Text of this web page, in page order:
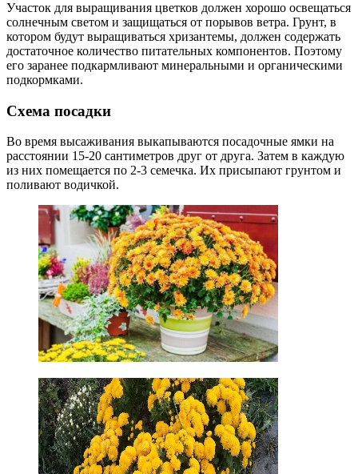
Участок для выращивания цветков должен хорошо освещаться
солнечным светом и защищаться от порывов ветра. Грунт, в
котором будут выращиваться хризантемы, должен содержать
достаточное количество питательных компонентов. Поэтому
его заранее подкармливают минеральными и органическими
подкормками.
Схема посадки
Во время высаживания выкапываются посадочные ямки на
расстоянии 15-20 сантиметров друг от друга. Затем в каждую
из них помещается по 2-3 семечка. Их присыпают грунтом и
поливают водичкой.